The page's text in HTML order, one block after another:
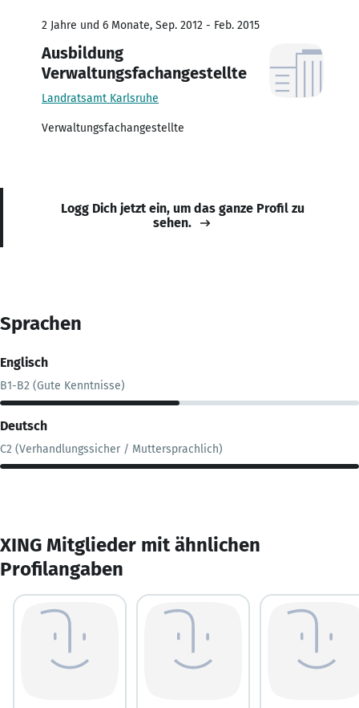
2 Jahre und 6 Monate, Sep. 2012 - Feb. 2015
Ausbildung
Verwaltungsfachangestellte
Landratsamt Karlsruhe
Verwaltungsfachangestellte
Logg Dich jetzt ein, um das ganze Profil zu
sehen.
Sprachen
Englisch
B1-B2 (Gute Kenntnisse)
Deutsch
C2 (Verhandlungssicher / Muttersprachlich)
XING Mitglieder mit ähnlichen
Profilangaben